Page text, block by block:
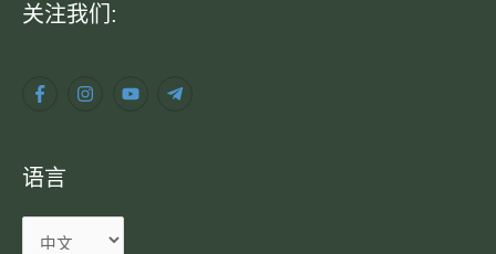
关注我们:
语言
语